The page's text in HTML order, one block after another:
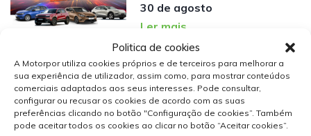
Politica de cookies
A Motorpor utiliza cookies próprios e de terceiros para melhorar a
sua experiência de utilizador, assim como, para mostrar conteúdos
comerciais adaptados aos seus interesses. Pode consultar,
configurar ou recusar os cookies de acordo com as suas
preferências clicando no botão "Configuração de cookies”. Também
pode aceitar todos os cookies ao clicar no botão “Aceitar cookies”.
30 de agosto
Ler mais
Novo Changan Deepal S05
Ultra-Hybrid: mais de 1.000
km de autonomia desde
31.990€*